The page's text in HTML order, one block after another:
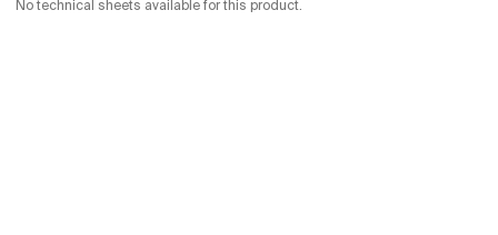
No technical sheets available for this product.